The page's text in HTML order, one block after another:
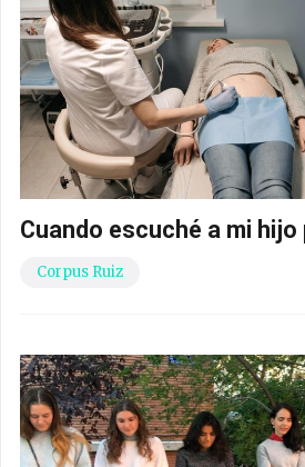
Cuando escuché a mi
Corpus Ruiz